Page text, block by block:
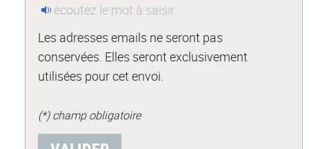
écoutez le mot à saisir
Les adresses emails ne seront pas
conservées. Elles seront exclusivement
utilisées pour cet envoi.
(*) champ obligatoire